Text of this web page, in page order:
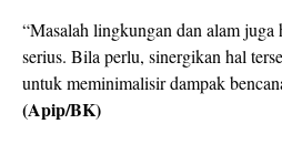
“Masalah lingkungan dan alam juga
serius. Bila perlu, sinergikan hal
untuk meminimalisir dampak
(Apip/BK)